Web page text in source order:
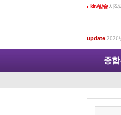
kitv방송시작
update 2026
종